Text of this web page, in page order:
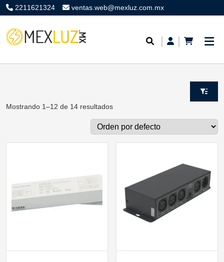
2211621324 ventas.web@mexluz.com.mx
Mostrando 1–12 de 14 resultados